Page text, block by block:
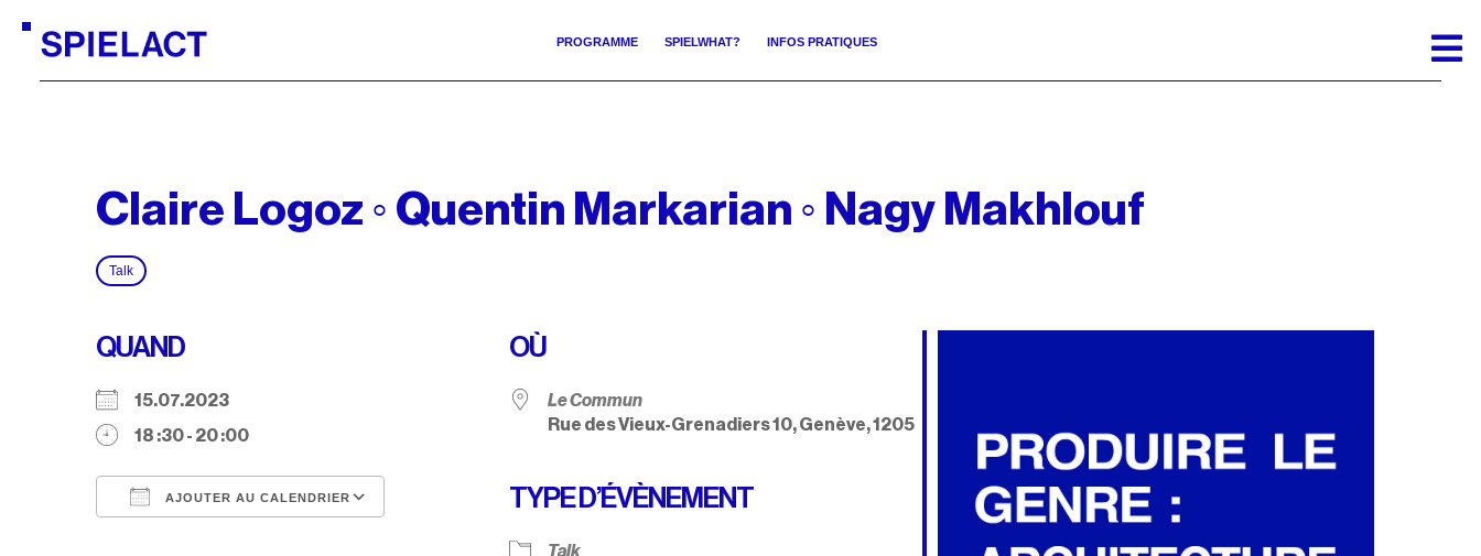
PROGRAMME SPIELWHAT? INFOS PRATIQUES
Claire Logoz ◦ Quentin Markarian ◦ Nagy Makhlouf
Talk
QUAND
15.07.2023
18 :30 - 20 :00
AJOUTER AU CALENDRIER
Calendrier Google
OÙ
Le Commun
Rue des Vieux-Grenadiers 10, Genève, 1205
TYPE D’ÉVÈNEMENT
Talk